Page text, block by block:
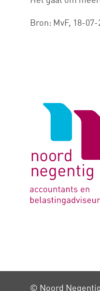
Bron: MvF, 18-07-
Logo
© Noord